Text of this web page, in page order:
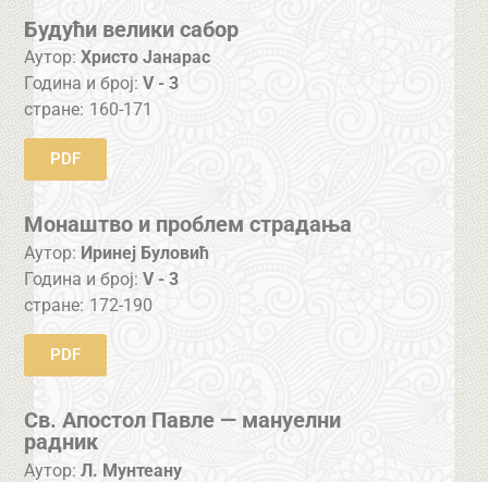
Будући велики сабор
Аутор: Христо Јанарас
Година и број:V - 3
стране: 160-171
PDF
Монаштво и проблем страдања
Аутор: Иринеј Буловић
Година и број:V - 3
стране: 172-190
PDF
Св. Апостол Павле — мануелни
радник
Аутор: Л. Мунтеану